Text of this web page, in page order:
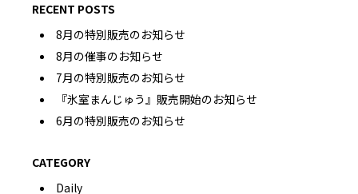
RECENT POSTS
8月の特別販売のお知らせ
8月の催事のお知らせ
7月の特別販売のお知らせ
『氷室まんじゅう』販売開始のお知らせ
6月の特別販売のお知らせ
CATEGORY
Daily